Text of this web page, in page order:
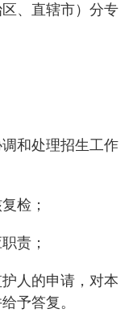
区、直辖市）分专
调和处理招生工作
检；
责；
人的申请，对本
予答复。